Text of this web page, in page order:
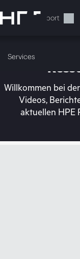
Hauptinhalt
wechseln
Support
Services
Ihr
Willkommen bei
Videos,
aktuellen HPE